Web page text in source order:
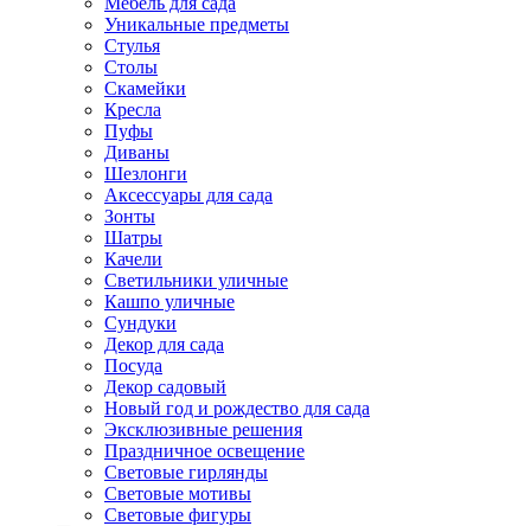
Уникальные предметы
Стулья
Столы
Скамейки
Кресла
Пуфы
Диваны
Шезлонги
Аксессуары для сада
Зонты
Шатры
Качели
Cветильники уличные
Кашпо уличные
Сундуки
Декор для сада
Посуда
Декор садовый
Новый год и рождество для сада
Эксклюзивные решения
Праздничное освещение
Световые гирлянды
Световые мотивы
Световые фигуры